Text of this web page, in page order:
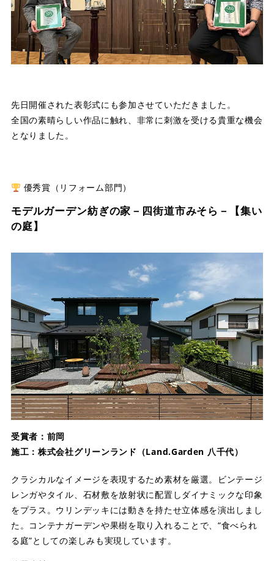
先日開催された表彰式にも参加させていただきました。
全国の素晴らしい作品に触れ、非常に刺激を受ける貴重な機会
となりました。
優秀賞（リフォーム部門）
モデルガーデン紡ぎの家－四街道市みそら－【集い
の庭】
受賞者：前岡
施工：株式会社グリーンランド（Land.Garden 八千代）
クラシカルなイメージを表現するため素材を厳選。ビンテージ
レンガやタイル、石材敷を放射状に配置しダイナミックな印象
をプラス。ウリンデッキには動きを持たせ立体感を演出しまし
た。コンテナガーデンや果樹を取り入れることで、“食べられ
る庭”としての楽しみも実現しています。